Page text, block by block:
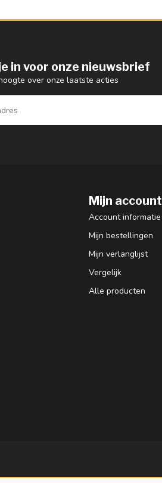
in voor onze nieuwsbrief
over onze laatste acties
Mijn account
Account informatie
Mijn bestellingen
Mijn verlanglijst
Vergelijk
Alle producten